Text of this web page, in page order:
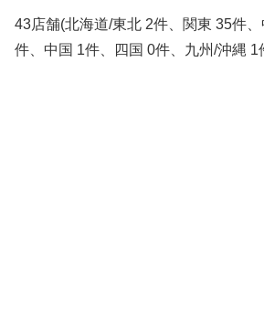
43店舗(北海道/東北 2件、関東 35件
件、中国 1件、四国 0件、九州/沖縄 1